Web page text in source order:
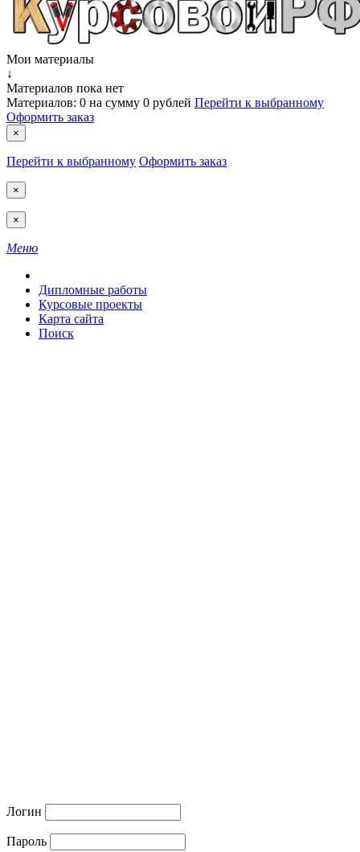
Мои материалы
↓
Материалов пока нет
Материалов: 0 на сумму 0 рублей Перейти к выбранному
Оформить заказ
×
Перейти к выбранному Оформить заказ
×
×
Меню
Дипломные работы
Курсовые проекты
Карта сайта
Поиск
Логин
Пароль